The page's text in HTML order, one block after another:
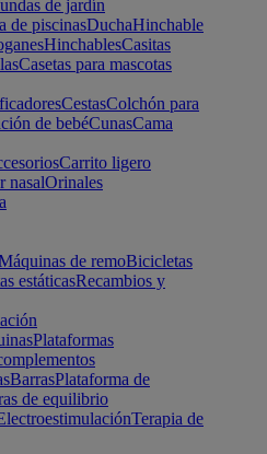
de jardín
de piscinasDuchaHinchable
HinchablesCasitas
Casetas para mascotas
CestasColchón para
de bebéCunasCama
Carrito ligero
nasalOrinales
de remoBicicletas
estáticasRecambios y
Plataformas
BarrasPlataforma de
de equilibrio
Terapia de